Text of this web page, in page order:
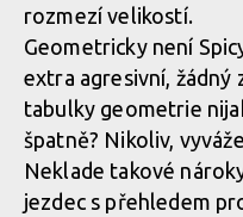
rozmezí velikostí.
Geometricky není
extra agresivní, žádný
tabulky geometrie
špatně? Nikoliv,
Neklade takové
jezdec s přehledem